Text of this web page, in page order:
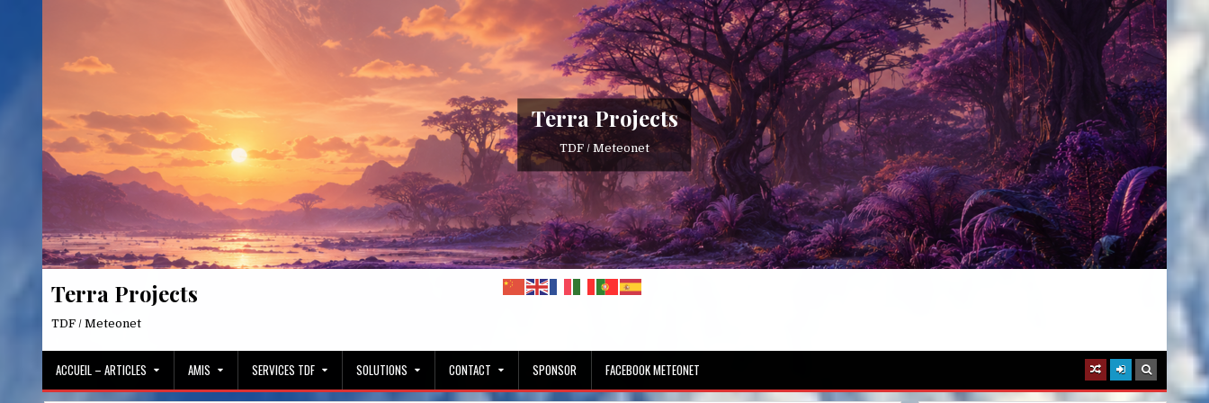
Terra Projects
TDF / Meteonet
Terra Projects
TDF / Meteonet
ACCUEIL – ARTICLES AMIS SERVICES TDF SOLUTIONS CONTACT SPONSOR FACEBOOK METEONET